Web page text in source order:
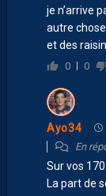
je n’arrive
autre
et des
0 0
Ayo34
En
Sur vos
La part de